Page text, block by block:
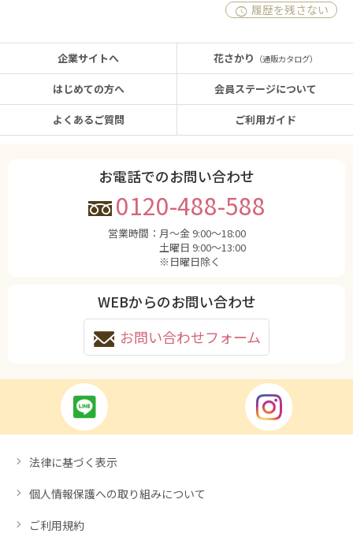
履歴を残さない
企業サイトへ
はじめての方へ
よくあるご質問
花さかり （通販カタログ）
会員ステージについて
ご利用ガイド
お電話でのお問い合わせ
0120-488-588
営業時間： 月〜金 9:00〜18:00
土曜日 9:00〜13:00
※日曜日除く
WEBからのお問い合わせ
お問い合わせフォーム
法律に基づく表示
個人情報保護への取り組みについて
ご利用規約